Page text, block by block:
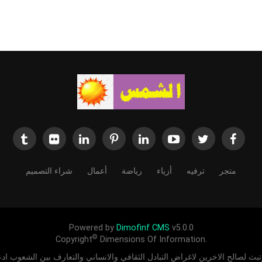
متجر ترفيه أزياء رياضة أعمال شراء التصميم
Powered by Dimofinf CMS v5.0.0
Copyright© Dimensions Of Information.
لصالح الاخرين لاغراض التبادل الثقافي والانساني والتعارف بين الشعوب